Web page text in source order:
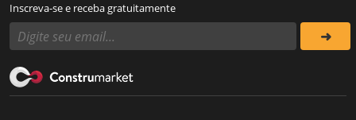
Inscreva-se e receba gratuitamente